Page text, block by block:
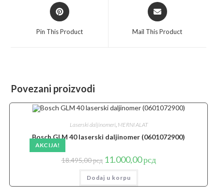
Opens
in
Pin This Product
Opens
in
Mail This Product
Povezani proizvodi
AKCIJA!
Laserski daljinomeri, MERNI ALAT
Bosch GLM 40 laserski daljinomer (0601072900)
18.495,00рсд Originalna
cena
je
bila:
18.495,00 рсд.
11.000,00рсдTrenutna
cena
Dodaj u korpu